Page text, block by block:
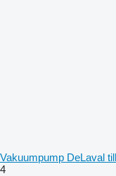
Vakuumpump DeLaval
4